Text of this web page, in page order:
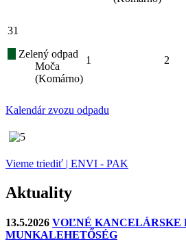
31
Zelený odpad
Moča
(Komárno)
1 2
Kalendár zvozu odpadu
Vieme triediť | ENVI - PAK
Aktuality
13.5.2026 VOĽNÉ KANCELÁRSKE
MUNKALEHETŐSÉG